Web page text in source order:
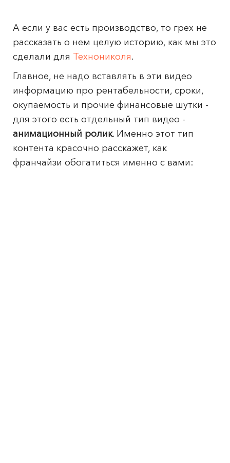
А если у вас есть производство, то грех не
рассказать о нем целую историю, как мы это
сделали для Технониколя.
Главное, не надо вставлять в эти видео
информацию про рентабельности, сроки,
окупаемость и прочие финансовые шутки -
для этого есть отдельный тип видео -
анимационный ролик. Именно этот тип
контента красочно расскажет, как
франчайзи обогатиться именно с вами: